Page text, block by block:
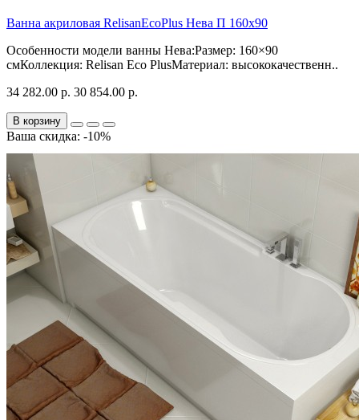
Ванна акриловая RelisanEcoPlus Нева П 160х90
Особенности модели ванны Нева:Размер: 160×90
смКоллекция: Relisan Eco PlusМатериал: высококачественн..
34 282.00 р. 30 854.00 р.
В корзину
Ваша скидка: -10%